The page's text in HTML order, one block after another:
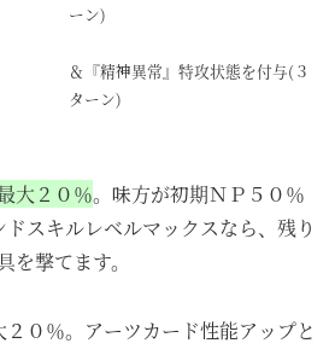
ーン)
＆『精神異常』特攻状態を付与(３
ターン)
大２０％。味方が初期ＮＰ５０％
スキルレベルマックスなら、残り
を撃てます。
０％。アーツカード性能アップと